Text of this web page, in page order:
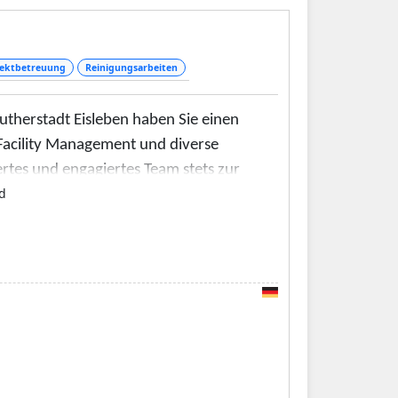
Reinigungsarbeiten
Eisleben haben Sie einen
Management und diverse
und engagiertes Team stets zur
im Gebäude sowie die